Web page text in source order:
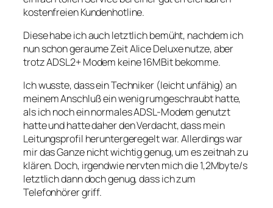
kostenfreien Kundenhotline.
Diese habe ich auch letztlich bemüht, nachdem ich
nun schon geraume Zeit Alice Deluxe nutze, aber
trotz ADSL2+ Modem keine 16MBit bekomme.
Ich wusste, dass ein Techniker (leicht unfähig) an
meinem Anschluß ein wenig rumgeschraubt hatte,
als ich noch ein normales ADSL-Modem genutzt
hatte und hatte daher den Verdacht, dass mein
Leitungsprofil heruntergeregelt war. Allerdings war
mir das Ganze nicht wichtig genug, um es zeitnah zu
klären. Doch, irgendwie nervten mich die 1,2Mbyte/s
letztlich dann doch genug, dass ich zum
Telefonhörer griff.